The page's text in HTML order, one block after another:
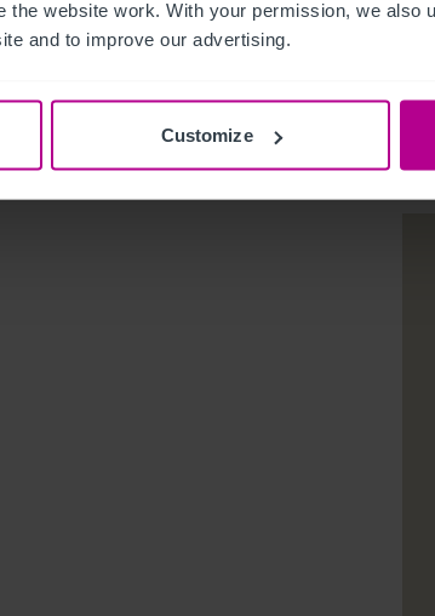
the website work. With your permission, we also
and to improve our advertising.
Customize